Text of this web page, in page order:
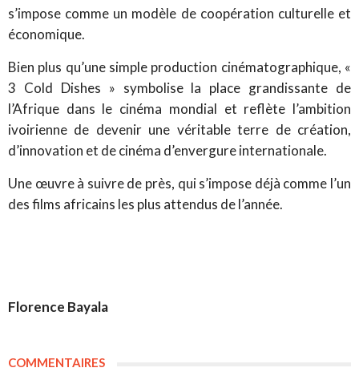
s’impose comme un modèle de coopération culturelle et
économique.
Bien plus qu’une simple production cinématographique, «
3 Cold Dishes » symbolise la place grandissante de
l’Afrique dans le cinéma mondial et reflète l’ambition
ivoirienne de devenir une véritable terre de création,
d’innovation et de cinéma d’envergure internationale.
Une œuvre à suivre de près, qui s’impose déjà comme l’un
des films africains les plus attendus de l’année.
Florence Bayala
COMMENTAIRES